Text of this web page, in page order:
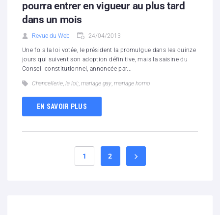
pourra entrer en vigueur au plus tard
dans un mois
Revue du Web 24/04/2013
Une fois la loi votée, le président la promulgue dans les quinze
jours qui suivent son adoption définitive, mais la saisine du
Conseil constitutionnel, annoncée par...
Chancellerie, la loi;, mariage gay, mariage homo
EN SAVOIR PLUS
1 2